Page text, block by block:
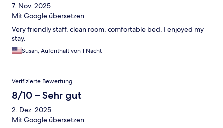
7. Nov. 2025
Mit Google übersetzen
Very friendly staff, clean room, comfortable bed. I enjoyed my
stay.
Susan, Aufenthalt von 1 Nacht
Verifizierte Bewertung
8/10 – Sehr gut
2. Dez. 2025
Mit Google übersetzen